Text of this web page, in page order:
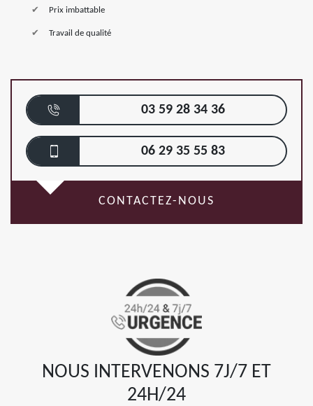
Prix imbattable
Travail de qualité
03 59 28 34 36
06 29 35 55 83
CONTACTEZ-NOUS
NOUS INTERVENONS 7J/7 ET
24H/24